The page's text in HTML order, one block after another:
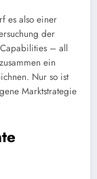
es also einer
der
– all
ein
Nur so ist
Marktstrategie